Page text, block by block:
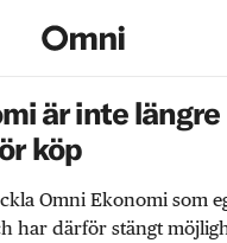
är inte längre
köp
Omni Ekonomi som
har därför stängt